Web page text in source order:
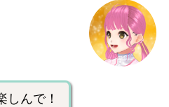
しんで！